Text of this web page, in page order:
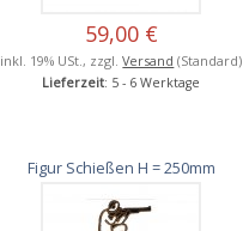
59,00 €
inkl. 19% USt., zzgl.Versand (Standard)
Lieferzeit: 5 - 6 Werktage
Figur Schießen H = 250mm